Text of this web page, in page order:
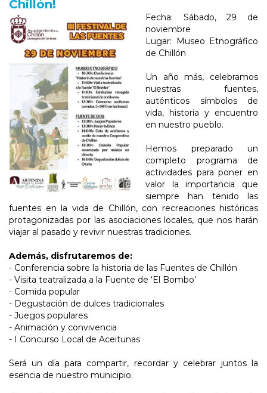
Chillón!
Fecha: Sábado, 29 de
noviembre
Lugar: Museo Etnográfico
de Chillón
Un año más, celebramos
nuestras fuentes,
auténticos símbolos de
vida, historia y encuentro
en nuestro pueblo.
Hemos preparado un
completo programa de
actividades para poner en
valor la importancia que
siempre han tenido las
fuentes en la vida de Chillón, con recreaciones históricas
protagonizadas por las asociaciones locales, que nos harán
viajar al pasado y revivir nuestras tradiciones.
Además, disfrutaremos de:
- Conferencia sobre la historia de las Fuentes de Chillón
- Visita teatralizada a la Fuente de ‘El Bombo’
- Comida popular
- Degustación de dulces tradicionales
- Juegos populares
- Animación y convivencia
- I Concurso Local de Aceitunas
Será un día para compartir, recordar y celebrar juntos la
esencia de nuestro municipio.